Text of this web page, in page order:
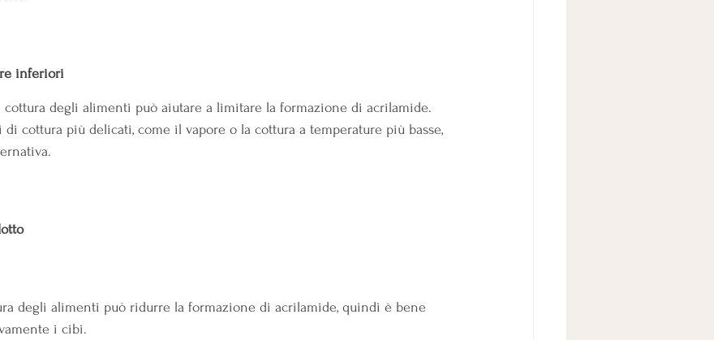
inferiori
cottura degli alimenti può aiutare a limitare la formazione di acrilamide.
di cottura più delicati, come il vapore o la cottura a temperature più basse,
degli alimenti può ridurre la formazione di acrilamide, quindi è bene
i cibi.